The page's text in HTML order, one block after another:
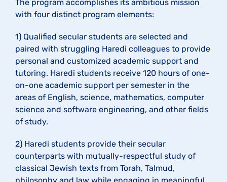
​The program accomplishes its ambitious mission
with four distinct program elements:
1) Qualified secular students are selected and
paired with struggling Haredi colleagues to provide
personal and customized academic support and
tutoring. Haredi students receive 120 hours of one-
on-one academic support per semester in the
areas of English, science, mathematics, computer
science and software engineering, and other fields
of study.
2) Haredi students provide their secular
counterparts with mutually-respectful study of
classical Jewish texts from Torah, Talmud,